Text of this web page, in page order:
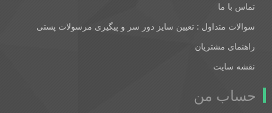
تماس با ما
سوالات متداول : تعیین سایز دور سر و پیگیری مرسولات پستی
راهنمای مشتریان
نقشه سایت
حساب من